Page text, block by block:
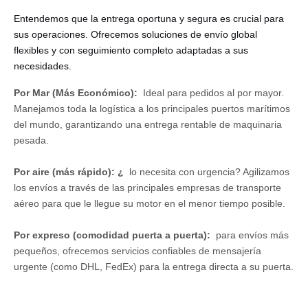
Entendemos que la entrega oportuna y segura es crucial para
sus operaciones. Ofrecemos soluciones de envío global
flexibles y con seguimiento completo adaptadas a sus
necesidades.
Por Mar (Más Económico):
Ideal para pedidos al por mayor.
Manejamos toda la logística a los principales puertos marítimos
del mundo, garantizando una entrega rentable de maquinaria
pesada.
Por aire (más rápido): ¿
lo necesita con urgencia? Agilizamos
los envíos a través de las principales empresas de transporte
aéreo para que le llegue su motor en el menor tiempo posible.
Por expreso (comodidad puerta a puerta):
para envíos más
pequeños, ofrecemos servicios confiables de mensajería
urgente (como DHL, FedEx) para la entrega directa a su puerta.